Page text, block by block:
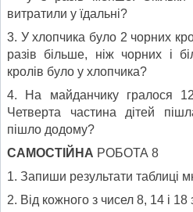
витратили у їдальні?
3. У хлопчика було 2 чорних
разів більше, ніж чорних і
кролів було у хлопчика?
4. На майданчику гралося 12
Четверта частина дітей
пішло додому?
САМОСТІЙНА РОБОТА 8
1. Запиши результати таблиці
2. Від кожного з чисел 8, 14 і